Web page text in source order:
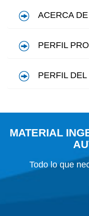
ACERCA DE
PERFIL
PERFIL
MATERIAL
Todo lo que